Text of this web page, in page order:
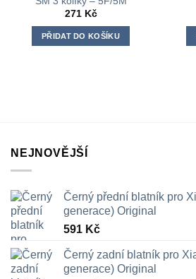
271 Kč
PŘIDAT DO KOŠÍKU
NEJNOVĚJŠÍ
Černý přední blatník pro
generace) Original
591 Kč
Černý zadní blatník pro
generace) Original